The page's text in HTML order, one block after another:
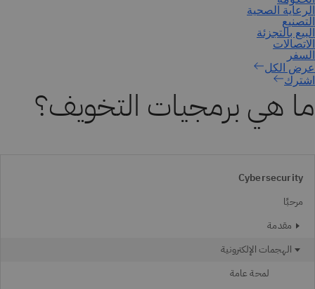
اشترك
ما هي برمجيات التخويف؟
Cybersecurity
مرحبًا
مقدمة
الهجمات الإلكترونية
لمحة عامة